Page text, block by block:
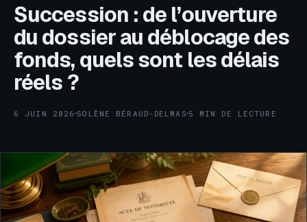
Succession : de l’ouverture
du dossier au déblocage des
fonds, quels sont les délais
réels ?
6 JUIN 2026·SOLÈNE BÉRAUD-DELMAS ·
5 MIN DE LECTURE